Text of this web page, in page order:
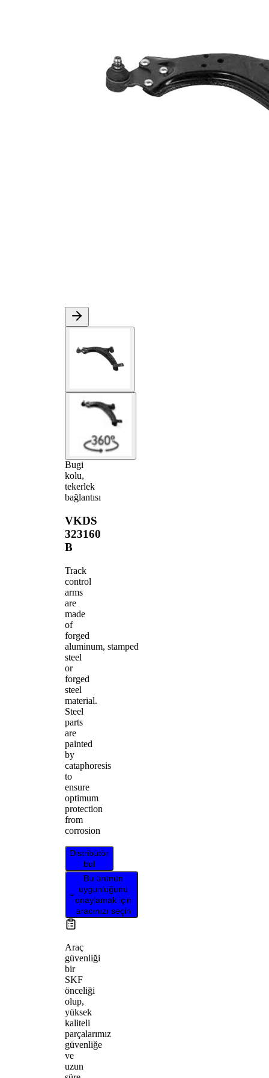
Bugi
kolu,
tekerlek
bağlantısı
VKDS
323160
B
Track
control
arms
are
made
of
forged
aluminum, stamped
steel
or
forged
steel
material.
Steel
parts
are
painted
by
cataphoresis
to
ensure
optimum
protection
from
corrosion
Distribütör
bul
Bu ürünün
uygunluğunu
onaylamak için
aracınızı seçin
Araç
güvenliği
bir
SKF
önceliği
olup,
yüksek
kaliteli
parçalarımız
güvenliğe
ve
uzun
mafsal ile
Bugi kolu
yapı tarzı
Üçgen bugi
kolu